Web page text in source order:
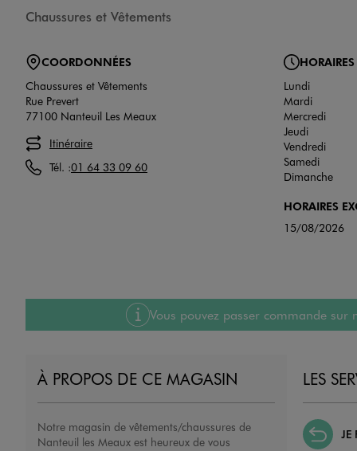
Chaussures et Vêtements
COORDONNÉES
Chaussures et Vêtements
Rue Prevert
77100 Nanteuil Les Meaux
Itinéraire
Tél. :01 64 33 09 60
HORAIRES
Lundi
Mardi
Mercredi
Jeudi
Vendredi
Samedi
Dimanche
HORAIRES
15/08/2026
Vous pouvez passer commande
À PROPOS DE CE MAGASIN
Notre magasin de vêtements/chaussures de
Nanteuil les Meaux est heureux de vous
LES
JE